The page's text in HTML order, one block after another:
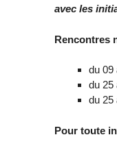
avec les
Rencontres
du 09
du 25
du 25
Pour toute